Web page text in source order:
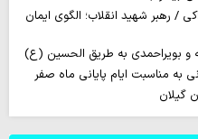
/ رهبر شهید انقلاب؛ الگوی ایمان
به مناسبت ایام پایانی ماه صفر
گیلان